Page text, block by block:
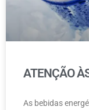
ATENÇÃO
As bebidas